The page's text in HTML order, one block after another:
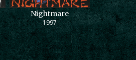
Nightmare
1997